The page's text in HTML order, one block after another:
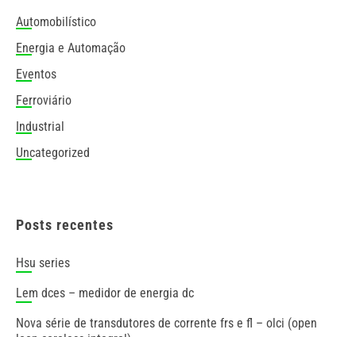
Automobilístico
Energia e Automação
Eventos
Ferroviário
Industrial
Uncategorized
Posts recentes
hsu series
lem dces – medidor de energia dc
nova série de transdutores de corrente frs e fl – olci (open